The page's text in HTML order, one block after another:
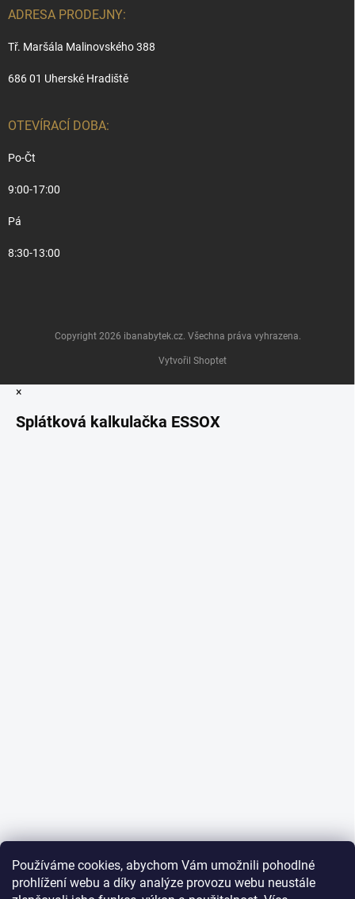
Používáme cookies, abychom Vám umožnili pohodlné
prohlížení webu a díky analýze provozu webu neustále
ADRESA PRODEJNY:
Tř. Maršála Malinovského 388
686 01 Uherské Hradiště
OTEVÍRACÍ DOBA:
Po-Čt
9:00-17:00
Pá
8:30-13:00
Vytvořil Shoptet
Copyright 2026 ibanabytek.cz. Všechna práva vyhrazena.
×
Splátková kalkulačka ESSOX